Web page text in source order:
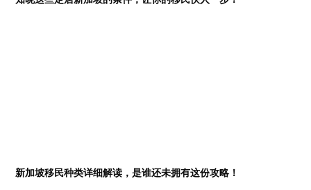
新加坡移民种类详细解读，是谁还未拥有这份攻略！